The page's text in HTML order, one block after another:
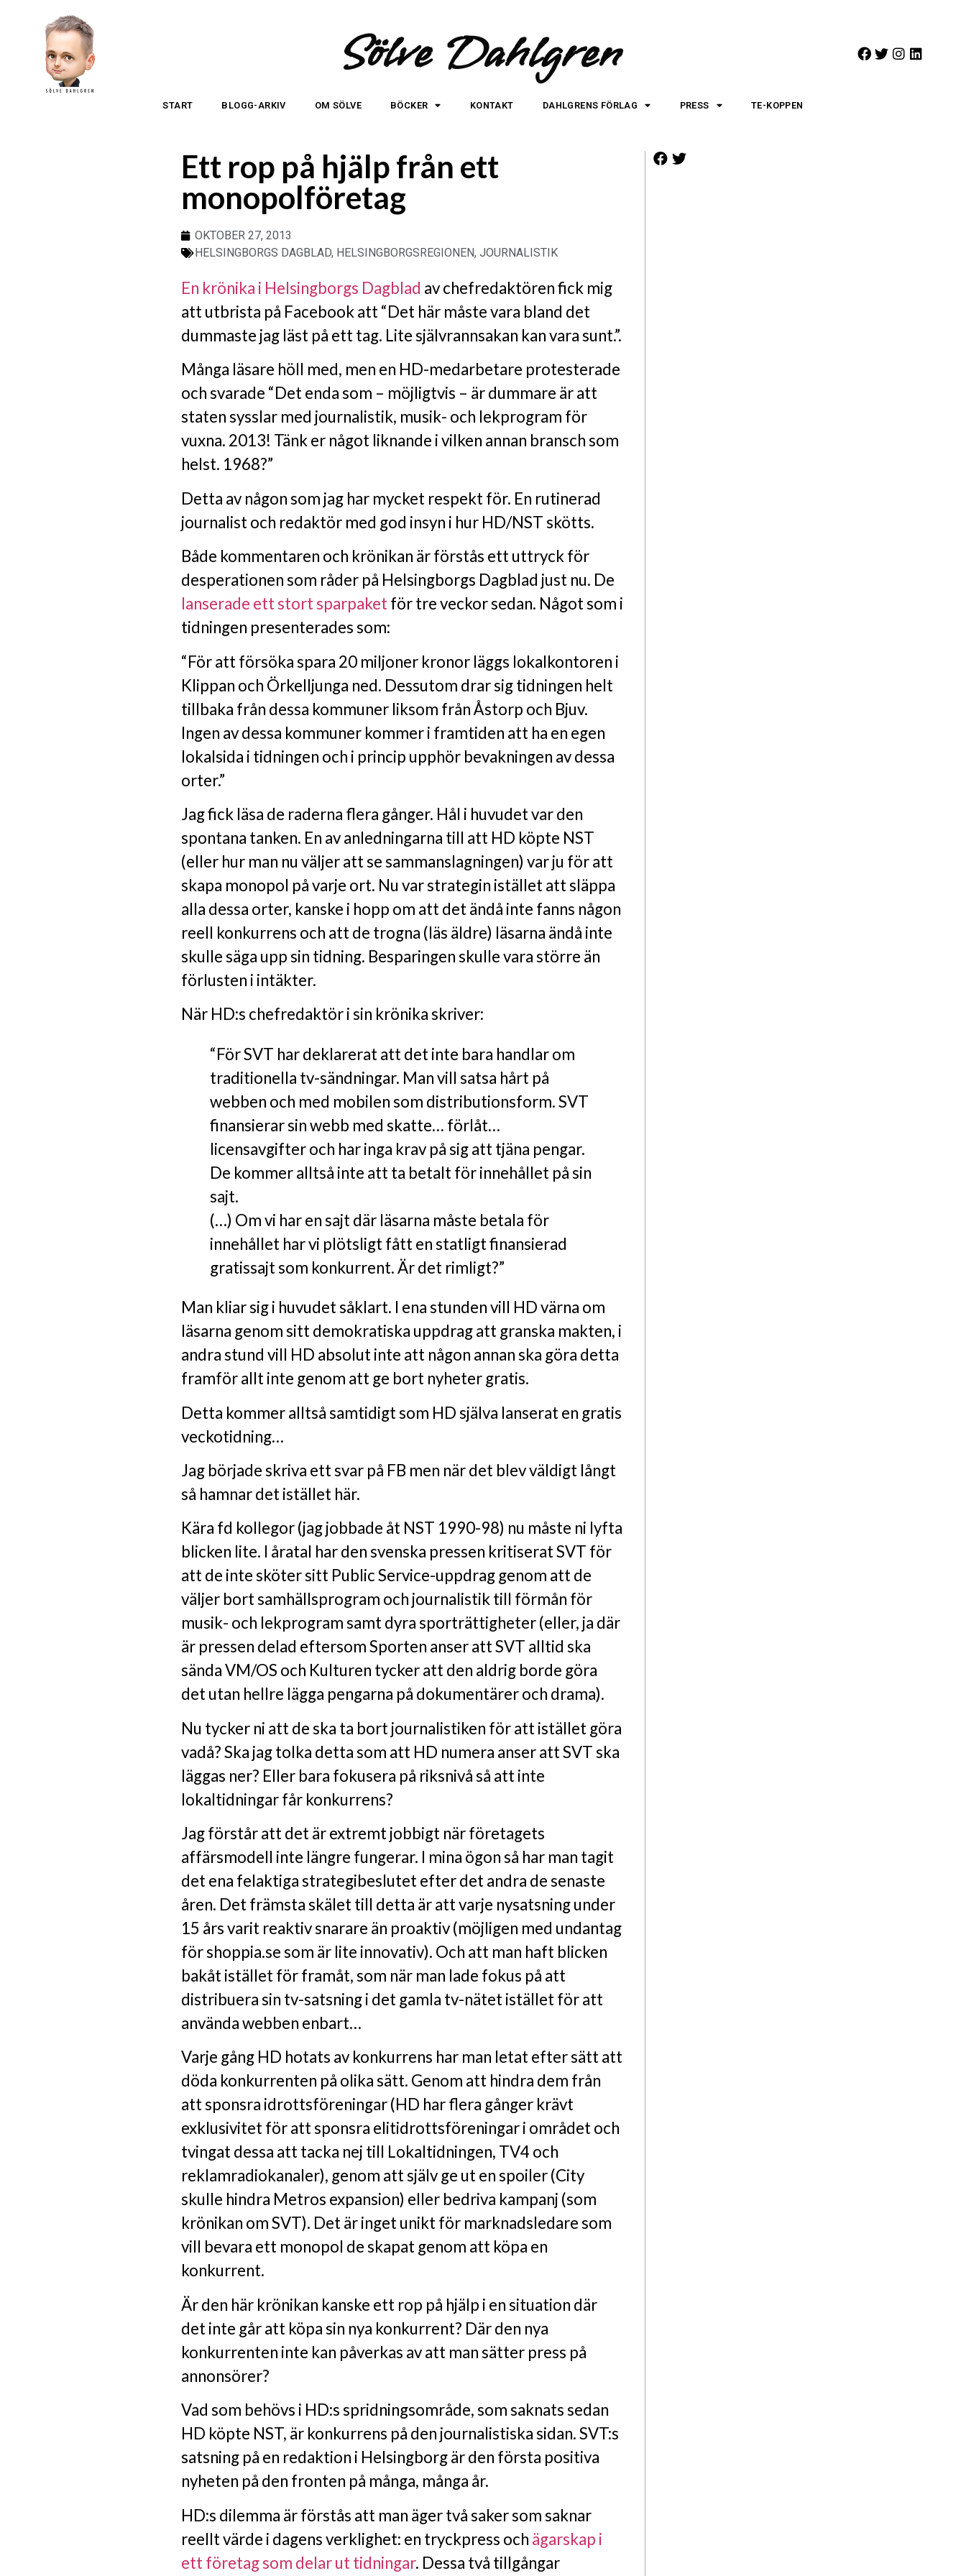
Sölve Dahlgren
START BLOGG-ARKIV OM SÖLVE BÖCKER KONTAKT DAHLGRENS FÖRLAG PRESS TE-KOPPEN
Ett rop på hjälp från ett
monopolföretag
OKTOBER 27, 2013
HELSINGBORGS DAGBLAD, HELSINGBORGSREGIONEN, JOURNALISTIK
En krönika i Helsingborgs Dagblad av chefredaktören fick mig
att utbrista på Facebook att “Det här måste vara bland det
dummaste jag läst på ett tag. Lite självrannsakan kan vara sunt.”.
Många läsare höll med, men en HD-medarbetare protesterade
och svarade “Det enda som – möjligtvis – är dummare är att
staten sysslar med journalistik, musik- och lekprogram för
vuxna. 2013! Tänk er något liknande i vilken annan bransch som
helst. 1968?”
Detta av någon som jag har mycket respekt för. En rutinerad
journalist och redaktör med god insyn i hur HD/NST skötts.
Både kommentaren och krönikan är förstås ett uttryck för
desperationen som råder på Helsingborgs Dagblad just nu. De
lanserade ett stort sparpaket för tre veckor sedan. Något som i
tidningen presenterades som:
“För att försöka spara 20 miljoner kronor läggs lokalkontoren i
Klippan och Örkelljunga ned. Dessutom drar sig tidningen helt
tillbaka från dessa kommuner liksom från Åstorp och Bjuv.
Ingen av dessa kommuner kommer i framtiden att ha en egen
lokalsida i tidningen och i princip upphör bevakningen av dessa
orter.”
Jag fick läsa de raderna flera gånger. Hål i huvudet var den
spontana tanken. En av anledningarna till att HD köpte NST
(eller hur man nu väljer att se sammanslagningen) var ju för att
skapa monopol på varje ort. Nu var strategin istället att släppa
alla dessa orter, kanske i hopp om att det ändå inte fanns någon
reell konkurrens och att de trogna (läs äldre) läsarna ändå inte
skulle säga upp sin tidning. Besparingen skulle vara större än
förlusten i intäkter.
När HD:s chefredaktör i sin krönika skriver:
“För SVT har deklarerat att det inte bara handlar om
traditionella tv-sändningar. Man vill satsa hårt på
webben och med mobilen som distributionsform. SVT
finansierar sin webb med skatte… förlåt…
licensavgifter och har inga krav på sig att tjäna pengar.
De kommer alltså inte att ta betalt för innehållet på sin
sajt.
(…) Om vi har en sajt där läsarna måste betala för
innehållet har vi plötsligt fått en statligt finansierad
gratissajt som konkurrent. Är det rimligt?”
Man kliar sig i huvudet såklart. I ena stunden vill HD värna om
läsarna genom sitt demokratiska uppdrag att granska makten, i
andra stund vill HD absolut inte att någon annan ska göra detta
framför allt inte genom att ge bort nyheter gratis.
Detta kommer alltså samtidigt som HD själva lanserat en gratis
veckotidning…
Jag började skriva ett svar på FB men när det blev väldigt långt
så hamnar det istället här.
Kära fd kollegor (jag jobbade åt NST 1990-98) nu måste ni lyfta
blicken lite. I åratal har den svenska pressen kritiserat SVT för
att de inte sköter sitt Public Service-uppdrag genom att de
väljer bort samhällsprogram och journalistik till förmån för
musik- och lekprogram samt dyra sporträttigheter (eller, ja där
är pressen delad eftersom Sporten anser att SVT alltid ska
sända VM/OS och Kulturen tycker att den aldrig borde göra
det utan hellre lägga pengarna på dokumentärer och drama).
Nu tycker ni att de ska ta bort journalistiken för att istället göra
vadå? Ska jag tolka detta som att HD numera anser att SVT ska
läggas ner? Eller bara fokusera på riksnivå så att inte
lokaltidningar får konkurrens?
Jag förstår att det är extremt jobbigt när företagets
affärsmodell inte längre fungerar. I mina ögon så har man tagit
det ena felaktiga strategibeslutet efter det andra de senaste
åren. Det främsta skälet till detta är att varje nysatsning under
15 års varit reaktiv snarare än proaktiv (möjligen med undantag
för shoppia.se som är lite innovativ). Och att man haft blicken
bakåt istället för framåt, som när man lade fokus på att
distribuera sin tv-satsning i det gamla tv-nätet istället för att
använda webben enbart…
Varje gång HD hotats av konkurrens har man letat efter sätt att
döda konkurrenten på olika sätt. Genom att hindra dem från
att sponsra idrottsföreningar (HD har flera gånger krävt
exklusivitet för att sponsra elitidrottsföreningar i området och
tvingat dessa att tacka nej till Lokaltidningen, TV4 och
reklamradiokanaler), genom att själv ge ut en spoiler (City
skulle hindra Metros expansion) eller bedriva kampanj (som
krönikan om SVT). Det är inget unikt för marknadsledare som
vill bevara ett monopol de skapat genom att köpa en
konkurrent.
Är den här krönikan kanske ett rop på hjälp i en situation där
det inte går att köpa sin nya konkurrent? Där den nya
konkurrenten inte kan påverkas av att man sätter press på
annonsörer?
Vad som behövs i HD:s spridningsområde, som saknats sedan
HD köpte NST, är konkurrens på den journalistiska sidan. SVT:s
satsning på en redaktion i Helsingborg är den första positiva
nyheten på den fronten på många, många år.
HD:s dilemma är förstås att man äger två saker som saknar
reellt värde i dagens verklighet: en tryckpress och ägarskap i
ett företag som delar ut tidningar. Dessa två tillgångar